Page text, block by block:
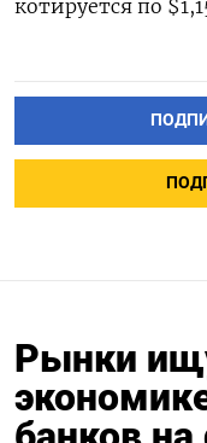
котируется по
Рынки